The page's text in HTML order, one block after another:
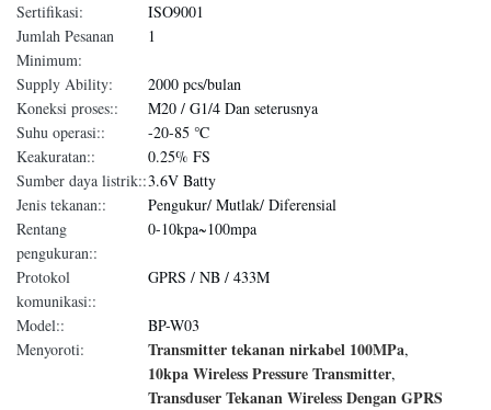
Sertifikasi:
ISO9001
Jumlah Pesanan
Minimum:
1
Supply Ability:
2000 pcs/bulan
Koneksi proses::
M20 / G1/4 Dan seterusnya
Suhu operasi::
-20-85 ℃
Keakuratan::
0.25% FS
Sumber daya listrik::3.6V Batty
Jenis tekanan::
Pengukur/ Mutlak/ Diferensial
Rentang
pengukuran::
0-10kpa~100mpa
Protokol
komunikasi::
GPRS / NB / 433M
Model::
BP-W03
Menyoroti:
Transmitter tekanan nirkabel 100MPa,
10kpa Wireless Pressure Transmitter,
Transduser Tekanan Wireless Dengan GPRS